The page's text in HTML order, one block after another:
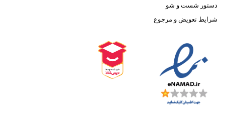
دستور شست و شو
شرایط تعویض و مرجوع